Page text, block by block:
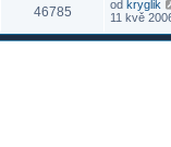
46785 od kryglik
11 kvě